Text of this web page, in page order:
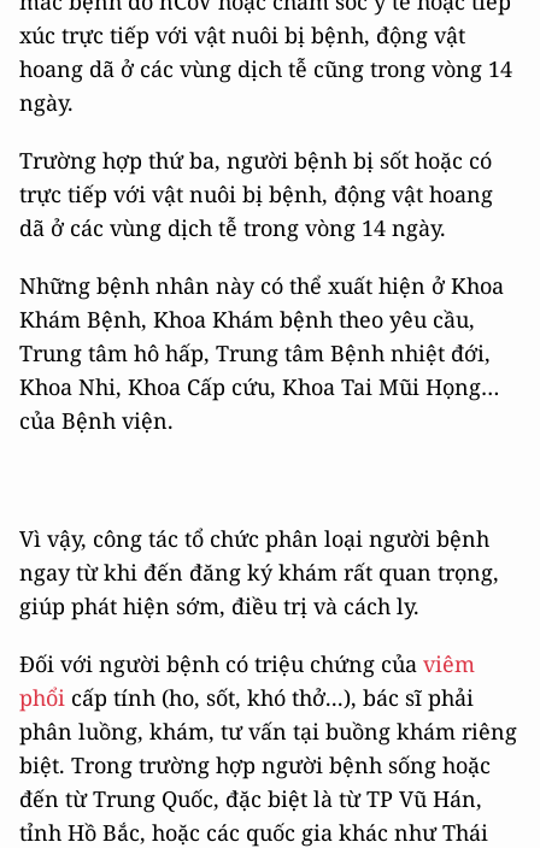
xúc trực tiếp với vật nuôi bị bệnh, động vật
hoang dã ở các vùng dịch tễ cũng trong vòng 14
ngày.
Trường hợp thứ ba, người bệnh bị sốt hoặc có
trực tiếp với vật nuôi bị bệnh, động vật hoang
dã ở các vùng dịch tễ trong vòng 14 ngày.
Những bệnh nhân này có thể xuất hiện ở Khoa
Khám Bệnh, Khoa Khám bệnh theo yêu cầu,
Trung tâm hô hấp, Trung tâm Bệnh nhiệt đới,
Khoa Nhi, Khoa Cấp cứu, Khoa Tai Mũi Họng…
của Bệnh viện.
Vì vậy, công tác tổ chức phân loại người bệnh
ngay từ khi đến đăng ký khám rất quan trọng,
giúp phát hiện sớm, điều trị và cách ly.
Đối với người bệnh có triệu chứng của viêm
phổi cấp tính (ho, sốt, khó thở...), bác sĩ phải
phân luồng, khám, tư vấn tại buồng khám riêng
biệt. Trong trường hợp người bệnh sống hoặc
đến từ Trung Quốc, đặc biệt là từ TP Vũ Hán,
tỉnh Hồ Bắc, hoặc các quốc gia khác như Thái